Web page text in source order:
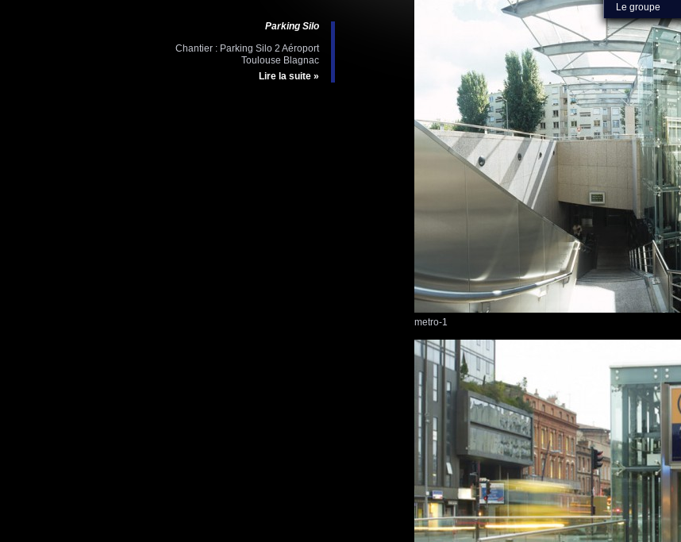
Le groupe
Parking Silo
Chantier : Parking Silo 2 Aéroport
Toulouse Blagnac
Lire la suite »
metro-1